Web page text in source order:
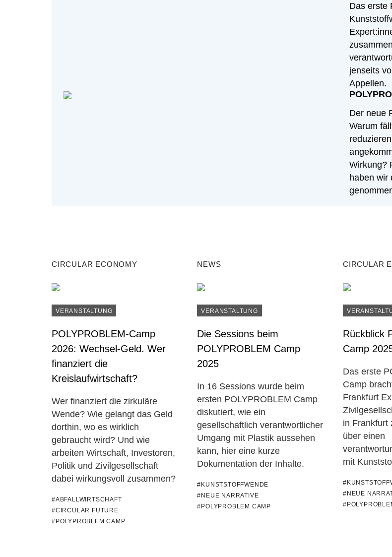
Das erste
jenseits
Appellen.
Der neue
Warum
Wirkung?
haben wir
CIRCULAR ECONOMY
VERANSTALTUNG
POLYPROBLEM-Camp
2026: Wechsel-Geld. Wer
finanziert die
Kreislaufwirtschaft?
Wer finanziert die zirkuläre
Wende? Wie gelangt das Geld
dorthin, wo es wirklich
gebraucht wird? Und wie
arbeiten Wirtschaft, Investoren,
Politik und Zivilgesellschaft
dabei wirkungsvoll zusammen?
#ABFALLWIRTSCHAFT
#CIRCULAR FUTURE
#POLYPROBLEM CAMP
NEWS
VERANSTALTUNG
Die Sessions beim
POLYPROBLEM Camp
2025
In 16 Sessions wurde beim
ersten POLYPROBLEM Camp
diskutiert, wie ein
gesellschaftlich verantwortlicher
Umgang mit Plastik aussehen
kann, hier eine kurze
Dokumentation der Inhalte.
#KUNSTSTOFFWENDE
#NEUE NARRATIVE
#POLYPROBLEM CAMP
CIRCULAR
Rückblick
Camp
Das erste
Camp
Frankfurt
in Frankfurt
über einen
mit
#NEUE